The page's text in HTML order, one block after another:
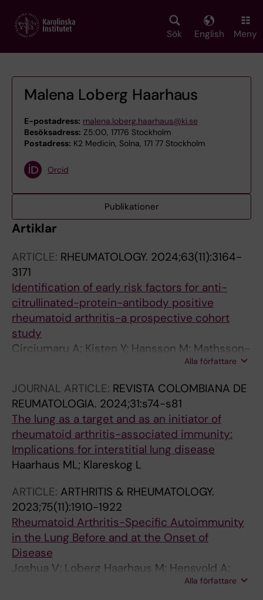
main
Sök English Meny
Malena Loberg Haarhaus
E-postadress: malena.loberg.haarhaus@ki.se
Besöksadress: Z5:00, 17176 Stockholm
Postadress: K2 Medicin, Solna, 171 77 Stockholm
Orcid
Publikationer
Artiklar
ARTICLE: RHEUMATOLOGY. 2024;63(11):3164-
3171
Identification of early risk factors for anti-
citrullinated-protein-antibody positive
rheumatoid arthritis-a prospective cohort
study
Circiumaru A; Kisten Y; Hansson M; Mathsson-
Alm L; Joshua V; Waehaemaa H; Loberg
S-B; Fei G; Vivar N; Rezaei H; af Klint E; Antovic
A; Rethi B; Catrina AI; Hensvold A
Alla författare
JOURNAL ARTICLE: REVISTA COLOMBIANA DE
REUMATOLOGIA. 2024;31:s74-s81
The lung as a target and as an initiator of
rheumatoid arthritis-associated immunity:
Implications for interstitial lung disease
Haarhaus ML; Klareskog L
ARTICLE: ARTHRITIS & RHEUMATOLOGY.
2023;75(11):1910-1922
Rheumatoid Arthritis-Specific Autoimmunity
in the Lung Before and at the Onset of
Disease
Joshua V; Loberg Haarhaus M; Hensvold A;
Wahamaa H; Gerstner C; Hansson M;Alla författare